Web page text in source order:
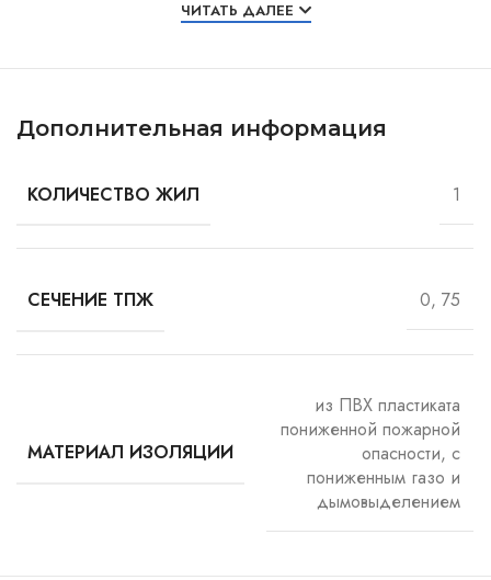
ЧИТАТЬ ДАЛЕЕ
Дополнительная информация
КОЛИЧЕСТВО ЖИЛ 1
СЕЧЕНИЕ ТПЖ 0, 75
МАТЕРИАЛ ИЗОЛЯЦИИ
из ПВХ пластиката
пониженной пожарной
опасности, с
пониженным газо и
дымовыделением